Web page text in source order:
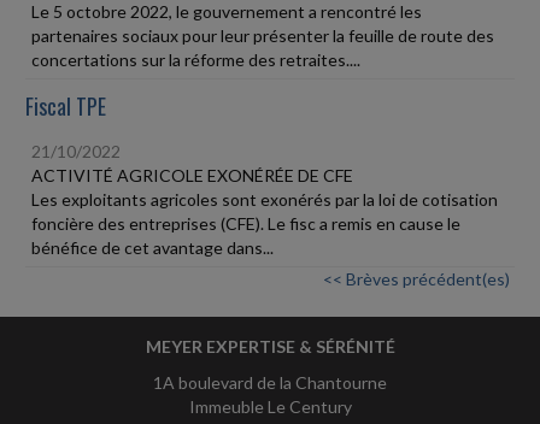
Le 5 octobre 2022, le gouvernement a rencontré les
partenaires sociaux pour leur présenter la feuille de route des
concertations sur la réforme des retraites....
Fiscal TPE
21/10/2022
ACTIVITÉ AGRICOLE EXONÉRÉE DE CFE
Les exploitants agricoles sont exonérés par la loi de cotisation
foncière des entreprises (CFE). Le fisc a remis en cause le
bénéfice de cet avantage dans...
<< Brèves précédent(es)
MEYER EXPERTISE & SÉRÉNITÉ
1A boulevard de la Chantourne
Immeuble Le Century